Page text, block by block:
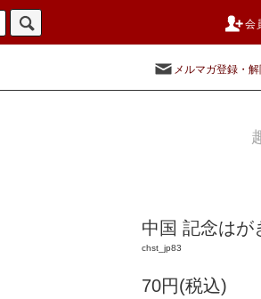
会
メルマガ登録・
中国 記念はが
chst_jp83
70円(税込)